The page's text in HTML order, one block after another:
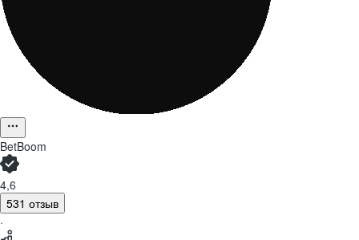
BetBoom
4,6
531 отзыв
·